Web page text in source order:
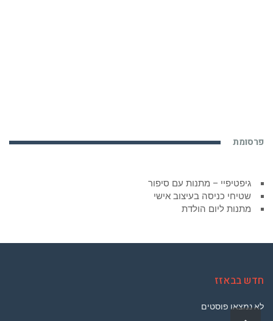
פרסומת
גיפטיפיי – מתנות עם סיפור
שטיחי כניסה בעיצוב אישי
מתנות ליום הולדת
חדש בבאזז
לא נמצאו פוסטים